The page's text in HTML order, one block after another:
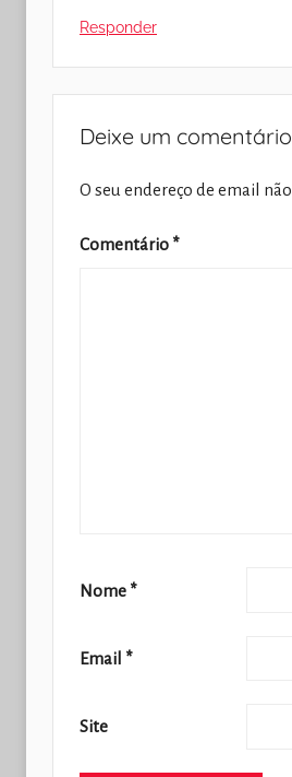
Responder
Deixe um comentário
O seu endereço de email
Comentário *
Nome *
Email *
Site